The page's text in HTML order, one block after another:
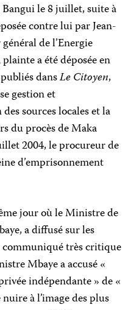
le 8 juillet, suite à
contre lui par Jean-
de l’Energie
a été déposée en
dansLe Citoyen,
gestion et
sources locales et la
du procès de Maka
2004, le procureur de
d’emprisonnement
jour où le Ministre de
a diffusé sur les
communiqué très critique
Mbaye a accusé «
indépendante » de «
à l’image des plus